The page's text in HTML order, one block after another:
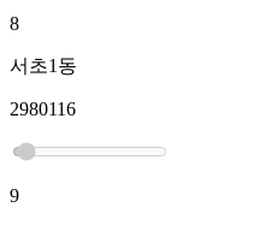
8
서초1동
2980116
9